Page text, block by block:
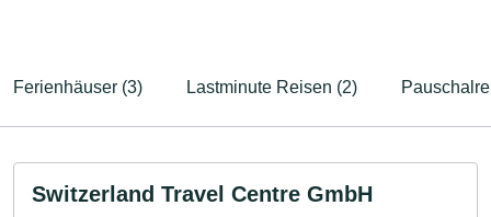
Ferienhäuser (3) Lastminute Reisen (2)
Switzerland Travel Centre GmbH